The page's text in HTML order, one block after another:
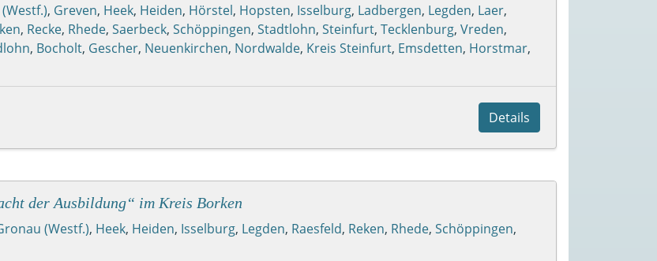
, Greven, Heek, Heiden, Hörstel, Hopsten, Isselburg, Ladbergen, Legden, Laer,
, Recke, Rhede, Saerbeck, Schöppingen, Stadtlohn, Steinfurt, Tecklenburg, Vreden,
, Bocholt, Gescher, Neuenkirchen, Nordwalde, Kreis Steinfurt, Emsdetten, Horstmar,
Details
der Ausbildung“ im Kreis Borken
(Westf.), Heek, Heiden, Isselburg, Legden, Raesfeld, Reken, Rhede, Schöppingen,